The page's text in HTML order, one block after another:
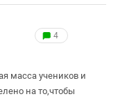
4
масса учеников и
на то,чтобы